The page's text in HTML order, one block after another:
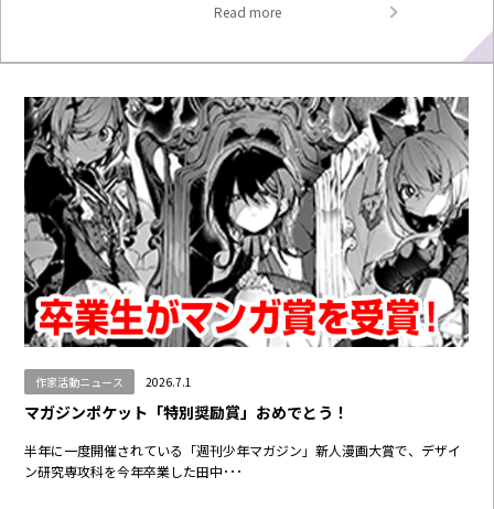
Read more
作家活動ニュース 2026.7.1
マガジンポケット「特別奨励賞」おめでとう！
半年に一度開催されている「週刊少年マガジン」新人漫画大賞で、デザイ
ン研究専攻科を今年卒業した田中･･･